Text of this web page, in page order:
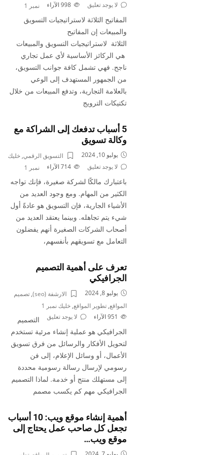
نمبر 1
لا يوجد تعليق 998 الآراء
المفاتيح الثلاثة لاستراتيجيات التسويق
والمبيعات إن المفاتيح
الثلاثة لاستراتيجيات التسويق والمبيعات
هي الركائز الأساسية لأي عمل تجاري
ناجح. فهي تشمل كافة جوانب التسويق،
من الجمهور المستهدف إلى الوعي
بالعلامة التجارية، وتدفع المبيعات من خلال
تكتيكات الترويج
5 أسباب تدفعك إلى الشراكة مع
وكالة تسويق
يوليو 10, 2024 التسويق الرقمي,خليك
نمبر 1
لا يوجد تعليق 714 الآراء
باعتبارك مالكًا لشركة صغيرة، فإنك تواجه
الكثير من المهام. ومع وجود العديد من
الأشياء الجارية، فإن التسويق هو عادةً أول
شيء يتم تجاهله. وبينما يعتقد العديد من
أصحاب الشركات الصغيرة أنهم يفضلون
التعامل مع تسويقهم بأنفسهم،
تعرف على أهمية التصميم
الجرافيكي
يوليو 8, 2024 الارشفة (seo) ,تصميم
المواقع,تطوير المواقع,خليك نمبر 1
لا يوجد تعليق
الآراء
التصميم
الجرافيكي هو عملية إنشاء مرئية تستخدم
لتحويل الأفكار والرسائل من فرق تسويق
الأعمال، أو وسائل الإعلام، إلى فن
رسومي لإرسال رسالة رسومية محددة
إلى مستهلك منتج أو خدمة. لماذا التصميم
الجرافيكي مهم كم يكسب مصمم
أهمية إنشاء موقع ويب: 10 أسباب
تجعل كل صاحب عمل يحتاج إلى
موقع ويب…